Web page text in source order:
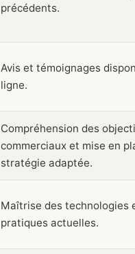
précédents.
Avis et témoignages
ligne.
Compréhension des
commerciaux et mise en
stratégie adaptée.
Maîtrise des technologies
pratiques actuelles.